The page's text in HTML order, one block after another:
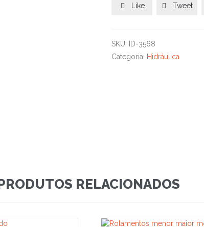
 Like  Tweet
SKU:
ID-3568
Categoria: Hidráulica
RELACIONADOS